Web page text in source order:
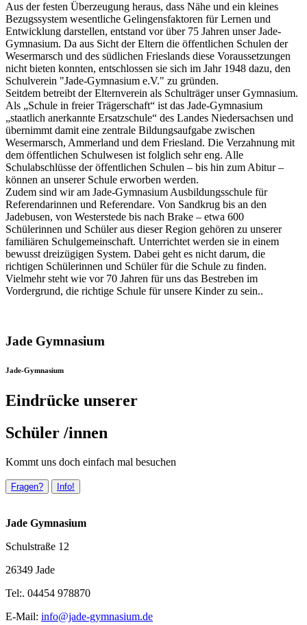
Aus der festen Überzeugung heraus, dass Nähe und ein kleines
Bezugssystem wesentliche Gelingensfaktoren für Lernen und
Entwicklung darstellen, entstand vor über 75 Jahren unser Jade-
Gymnasium. Da aus Sicht der Eltern die öffentlichen Schulen der
Wesermarsch und des südlichen Frieslands diese Voraussetzungen
nicht bieten konnten, entschlossen sie sich im Jahr 1948 dazu, den
Schulverein "Jade-Gymnasium e.V." zu gründen.
Seitdem betreibt der Elternverein als Schulträger unser Gymnasium.
Als „Schule in freier Trägerschaft“ ist das Jade-Gymnasium
„staatlich anerkannte Ersatzschule“ des Landes Niedersachsen und
übernimmt damit eine zentrale Bildungsaufgabe zwischen
Wesermarsch, Ammerland und dem Friesland. Die Verzahnung mit
dem öffentlichen Schulwesen ist folglich sehr eng. Alle
Schulabschlüsse der öffentlichen Schulen – bis hin zum Abitur –
können an unserer Schule erworben werden.
Zudem sind wir am Jade-Gymnasium Ausbildungsschule für
Referendarinnen und Referendare. Von Sandkrug bis an den
Jadebusen, von Westerstede bis nach Brake – etwa 600
Schülerinnen und Schüler aus dieser Region gehören zu unserer
familiären Schulgemeinschaft. Unterrichtet werden sie in einem
bewusst dreizügigen System. Dabei geht es nicht darum, die
richtigen Schülerinnen und Schüler für die Schule zu finden.
Vielmehr steht wie vor 70 Jahren für uns das Bestreben im
Vordergrund, die richtige Schule für unsere Kinder zu sein..
Jade Gymnasium
Jade-Gymnasium
Eindrücke unserer
Schüler /innen
Kommt uns doch einfach mal besuchen
Fragen? Info!
Jade Gymnasium
Schulstraße 12
26349 Jade
Tel:. 04454 978870
E-Mail: info@jade-gymnasium.de